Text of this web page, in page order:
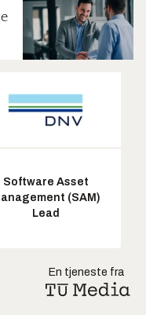
Software Asset
(SAM)
Lead
En tjeneste fra